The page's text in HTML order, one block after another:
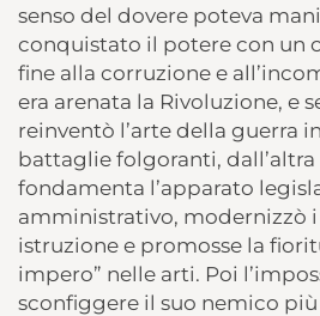
senso del dovere poteva
conquistato il potere con un
fine alla corruzione e
era arenata la Rivoluzione, e
reinventò l’arte della guerra
battaglie folgoranti,
fondamenta l’apparato
amministrativo, modernizzò
istruzione e promosse la
impero” nelle arti. Poi
sconfiggere il suo nemico più